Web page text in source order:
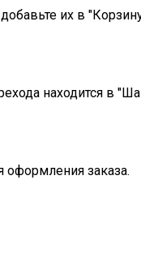
их в
находится в
заказа.